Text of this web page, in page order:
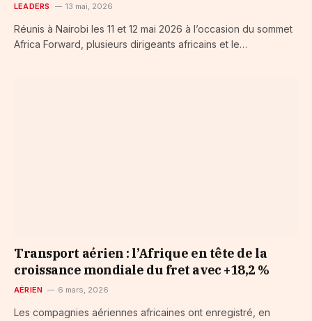
LEADERS 13 mai, 2026
Réunis à Nairobi les 11 et 12 mai 2026 à l’occasion du sommet
Africa Forward, plusieurs dirigeants africains et le…
Transport aérien : l’Afrique en tête de la
croissance mondiale du fret avec +18,2 %
AÉRIEN 6 mars, 2026
Les compagnies aériennes africaines ont enregistré, en